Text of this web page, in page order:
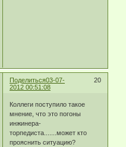
Поделиться 20
03-07-
2012 00:51:08
Коллеги поступило такое
мнение, что это погоны
инжинера-
торпедиста.......может кто
прояснить ситуацию?